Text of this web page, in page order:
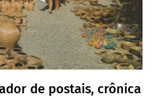
de postais, crônica